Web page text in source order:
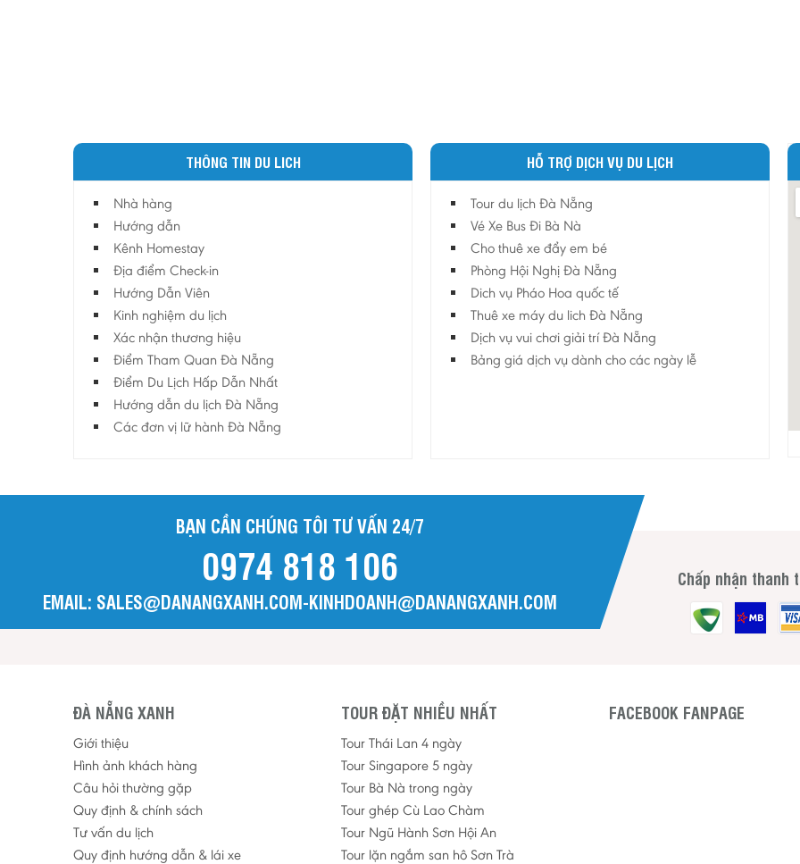
THÔNG TIN DU LICH
Nhà hàng
Hướng dẫn
Kênh Homestay
Địa điểm Check-in
Hướng Dẫn Viên
Kinh nghiệm du lịch
Xác nhận thương hiệu
Điểm Tham Quan Đà Nẵng
Điểm Du Lịch Hấp Dẫn Nhất
Hướng dẫn du lịch Đà Nẵng
Các đơn vị lữ hành Đà Nẵng
HỖ TRỢ DỊCH VỤ DU LỊCH
Tour du lịch Đà Nẵng
Vé Xe Bus Đi Bà Nà
Cho thuê xe đẩy em bé
Phòng Hội Nghị Đà Nẵng
Dich vụ Pháo Hoa quốc tế
Thuê xe máy du lich Đà Nẵng
Dịch vụ vui chơi giải trí Đà Nẵng
Bảng giá dịch vụ dành cho các ngày lễ
BẠN CẦN CHÚNG TÔI TƯ VẤN 24/7
0974 818 106
EMAIL: SALES@DANANGXANH.COM-KINHDOANH@DANANGXANH.COM
Chấp nhận thanh
ĐÀ NẴNG XANH
Giới thiệu
Hình ảnh khách hàng
Câu hỏi thường gặp
Quy định & chính sách
Tư vấn du lịch
Quy định hướng dẫn & lái xe
TOUR ĐẶT NHIỀU NHẤT
Tour Thái Lan 4 ngày
Tour Singapore 5 ngày
Tour Bà Nà trong ngày
Tour ghép Cù Lao Chàm
Tour Ngũ Hành Sơn Hội An
Tour lặn ngắm san hô Sơn Trà
FACEBOOK FANPAGE